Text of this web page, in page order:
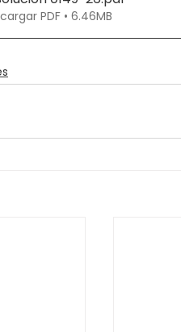
PDF • 6.46MB